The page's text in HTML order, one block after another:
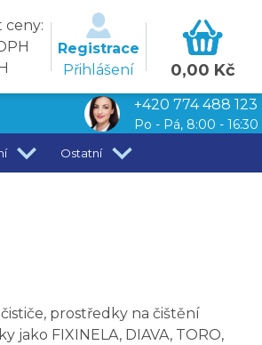
ceny:
Registrace
Přihlášení
0,00 Kč
+420 774 488 123
Po - Pá, 8:00 - 16:30
Ostatní
prostředky na čištění
FIXINELA, DIAVA, TORO,